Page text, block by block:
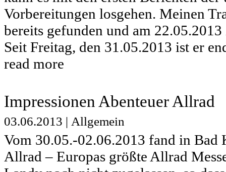
Vorbereitungen losgehen. Meinen
bereits gefunden und am
Seit Freitag, den 31.05.2013 ist er
read more
Impressionen Abenteuer Allrad
03.06.2013 | Allgemein
Vom 30.05.-02.06.2013 fand in Bad
Allrad – Europas größte Allrad